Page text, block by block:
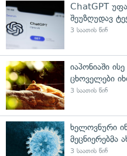
ChatGPT
შეუზღუდავ
3 საათის წინ
იაპონიაში
ცხოველები
3 საათის წინ
ხელოვნური
მეცნიერებმა
3 საათის წინ